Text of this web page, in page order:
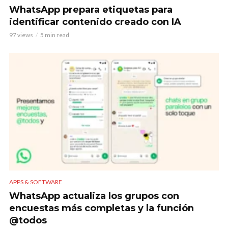
WhatsApp prepara etiquetas para
identificar contenido creado con IA
97 views 5 min read
APPS & SOFTWARE
WhatsApp actualiza los grupos con
encuestas más completas y la función
@todos